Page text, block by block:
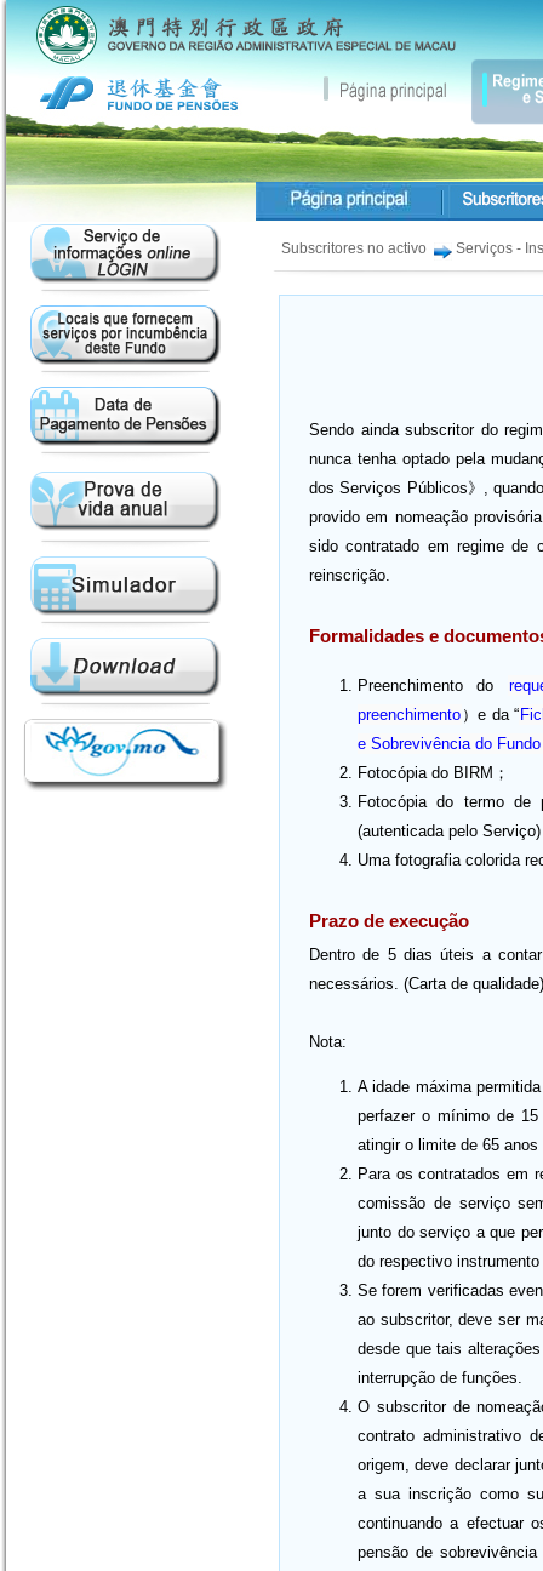
Subscritores no activo Serviços -
Sendo ainda subscritor do
nunca tenha optado pela
dos Serviços Públicos》,
provido em nomeação
sido contratado em regime de
reinscrição.
Formalidades e
Preenchimento do
preenchimento ）e da “
e Sobrevivência do
Fotocópia do BIRM；
Fotocópia do termo de
(autenticada pelo
Uma fotografia colorida
Prazo de execução
Dentro de 5 dias úteis a
necessários. (Carta de qualidade)
Nota:
A idade máxima
perfazer o mínimo de
atingir o limite de 65
Para os contratados em
comissão de serviço
junto do serviço a que
do respectivo
Se forem verificadas
ao subscritor, deve ser
desde que tais
interrupção de funções.
O subscritor de
contrato administrativo
origem, deve declarar
a sua inscrição como
continuando a efectuar
pensão de